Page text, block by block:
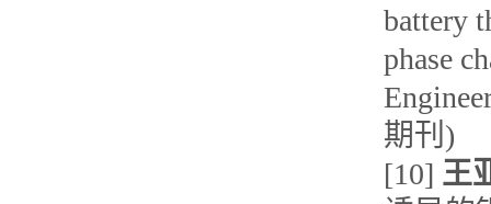
battery
phase
期刊)
[10] 王